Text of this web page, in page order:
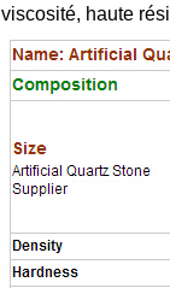
viscosité, haute